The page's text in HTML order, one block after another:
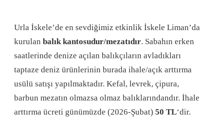
Urla İskele’de en sevdiğimiz etkinlik İskele Liman’da
kurulan balık kantosudur/mezatıdır. Sabahın erken
saatlerinde denize açılan balıkçıların avladıkları
taptaze deniz ürünlerinin burada ihale/açık arttırma
usülü satışı yapılmaktadır. Kefal, levrek, çipura,
barbun mezatın olmazsa olmaz balıklarındandır. İhale
arttırma ücreti günümüzde (2026-Şubat) 50 TL‘dir.